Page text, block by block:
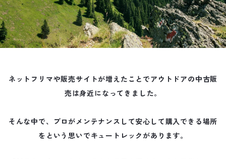
ネットフリマや販売サイトが増えたことでアウトドアの中古販
売は身近になってきました。
そんな中で、プロがメンテナンスして安心して購入できる場所
をという思いでキュートレックがあります。